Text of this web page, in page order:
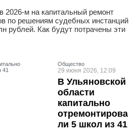
2026-м на капитальный ремонт
по решениям судебных инстанций
рублей. Как будут потрачены эти
Общество
29 июня 2026, 12:09
В Ульяновской
области
капитально
отремонтирова
ли 5 школ из 41